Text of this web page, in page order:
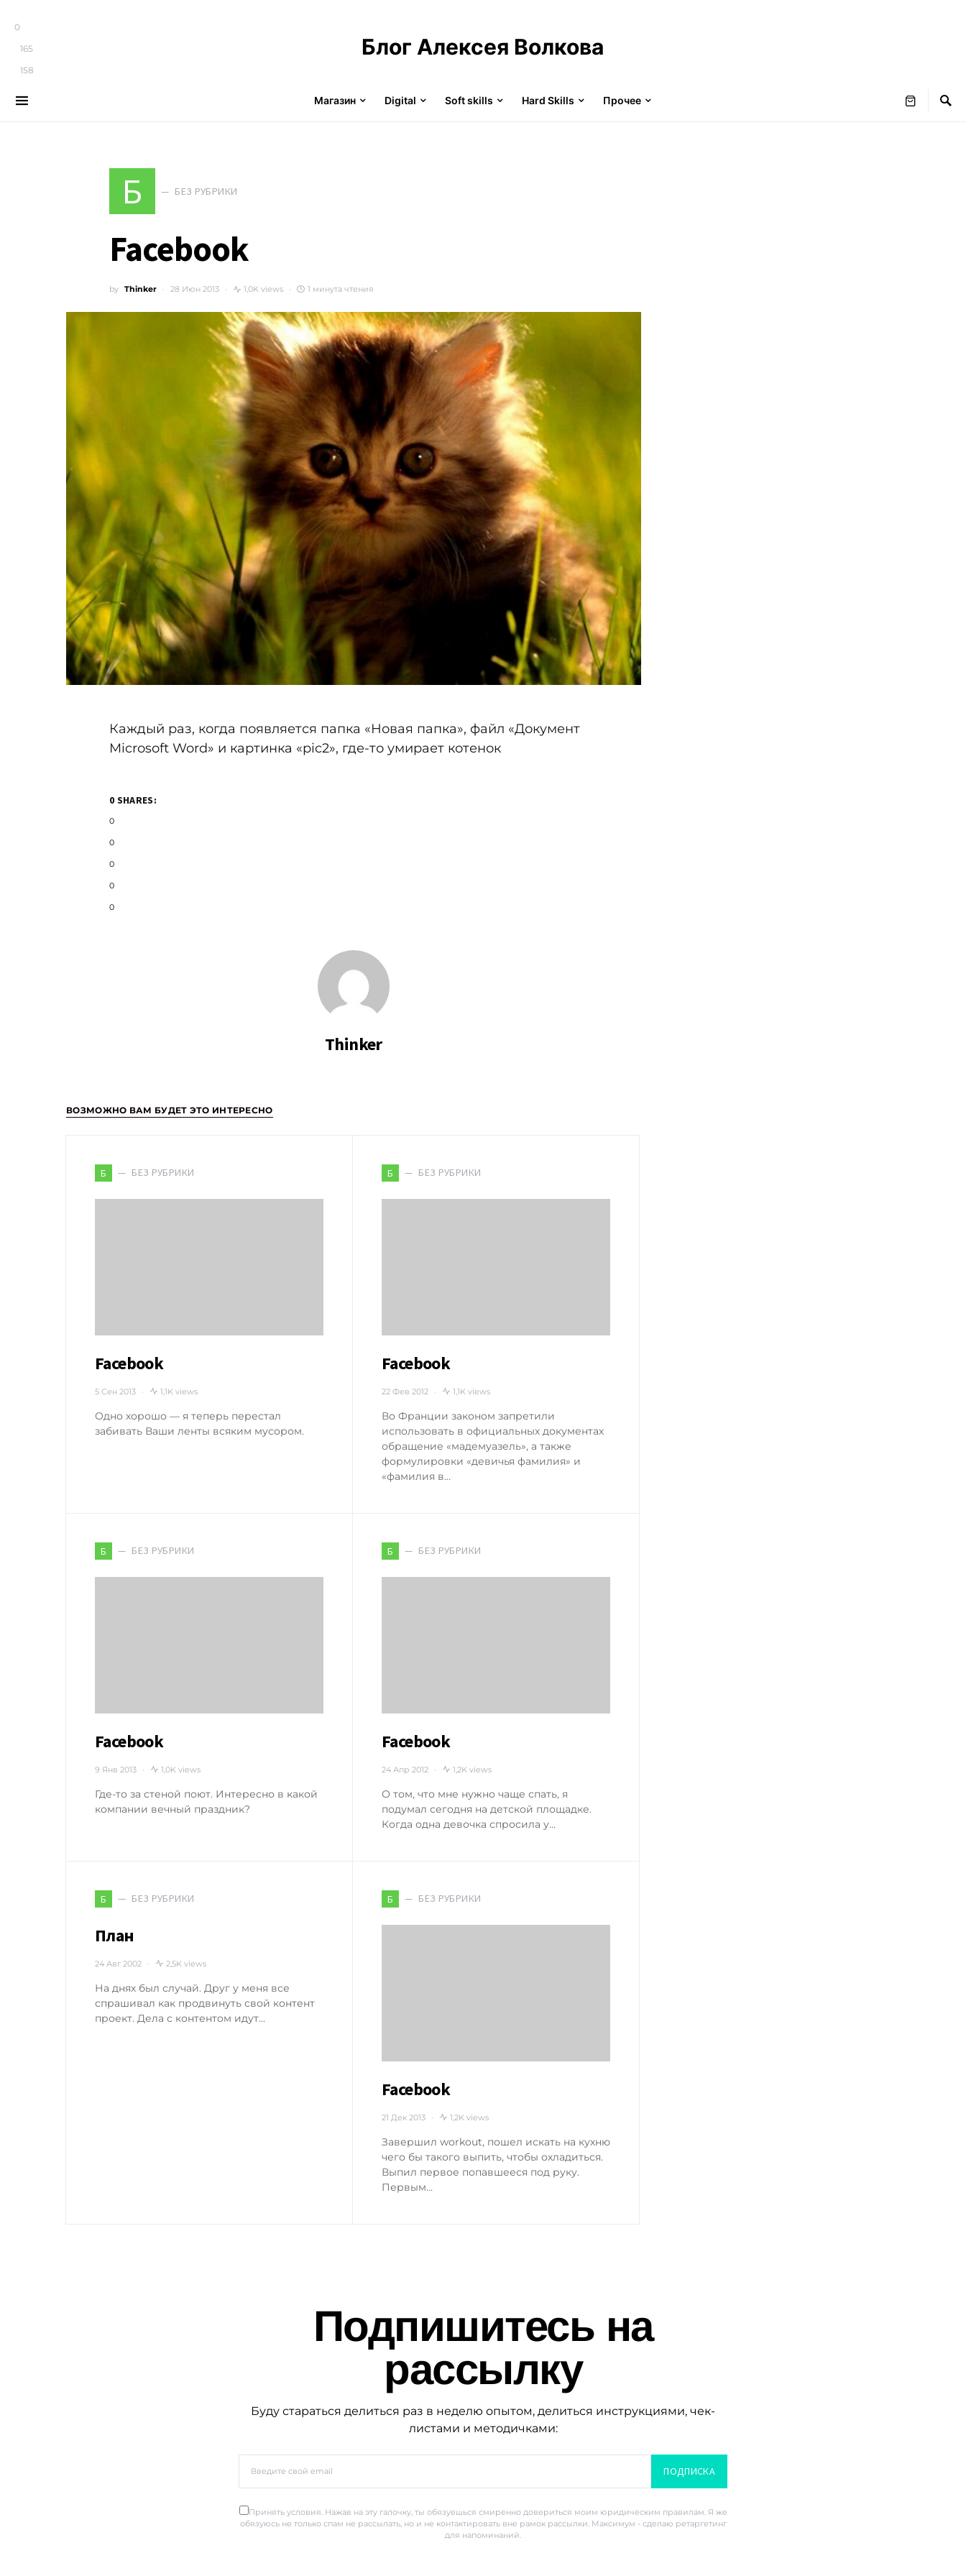
0
165
158
Блог Алексея Волкова
Магазин Digital Soft skills Hard Skills Прочее
Б БЕЗ РУБРИКИ
Facebook
by Thinker 28 Июн 2013 1,0K views 1 минута чтения
Каждый раз, когда появляется папка «Новая папка», файл «Документ
Microsoft Word» и картинка «pic2», где-то умирает котенок
0 SHARES:
0
0
0
0
0
Thinker
ВОЗМОЖНО ВАМ БУДЕТ ЭТО ИНТЕРЕСНО
Б БЕЗ РУБРИКИ
Facebook
5 Сен 2013 1,1K views
Одно хорошо — я теперь перестал
забивать Ваши ленты всяким мусором.
Б БЕЗ РУБРИКИ
Facebook
22 Фев 2012 1,1K views
Во Франции законом запретили
использовать в официальных документах
обращение «мадемуазель», а также
формулировки «девичья фамилия» и
«фамилия в…
Б БЕЗ РУБРИКИ
Facebook
9 Янв 2013 1,0K views
Где-то за стеной поют. Интересно в какой
компании вечный праздник?
Б БЕЗ РУБРИКИ
Facebook
24 Апр 2012 1,2K views
О том, что мне нужно чаще спать, я
подумал сегодня на детской площадке.
Когда одна девочка спросила у…
Б БЕЗ РУБРИКИ
План
24 Авг 2002 2,5K views
На днях был случай. Друг у меня все
спрашивал как продвинуть свой контент
проект. Дела с контентом идут…
Б БЕЗ РУБРИКИ
Facebook
21 Дек 2013 1,2K views
Завершил workout, пошел искать на кухню
чего бы такого выпить, чтобы охладиться.
Выпил первое попавшееся под руку.
Первым…
Подпишитесь на
рассылку
Буду стараться делиться раз в неделю опытом, делиться инструкциями, чек-
листами и методичками:
ПОДПИСКА
Принять условия. Нажав на эту галочку, ты обязуешься смиренно довериться моим юридическим правилам. Я же
обязуюсь не только спам не рассылать, но и не контактировать вне рамок рассылки. Максимум - сделаю ретаргетинг
для напоминаний.